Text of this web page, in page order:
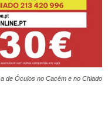
de Óculos no Cacém e no Chiado